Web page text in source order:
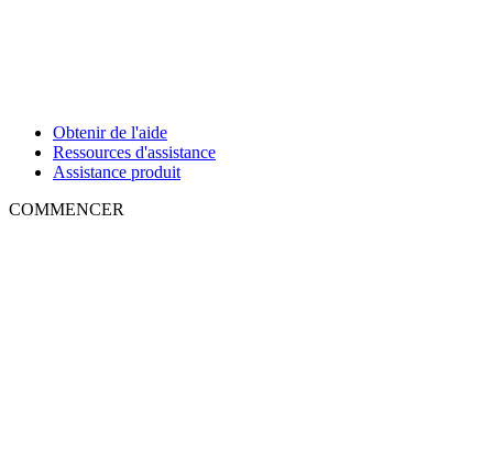
Obtenir de l'aide
Ressources d'assistance
Assistance produit
COMMENCER